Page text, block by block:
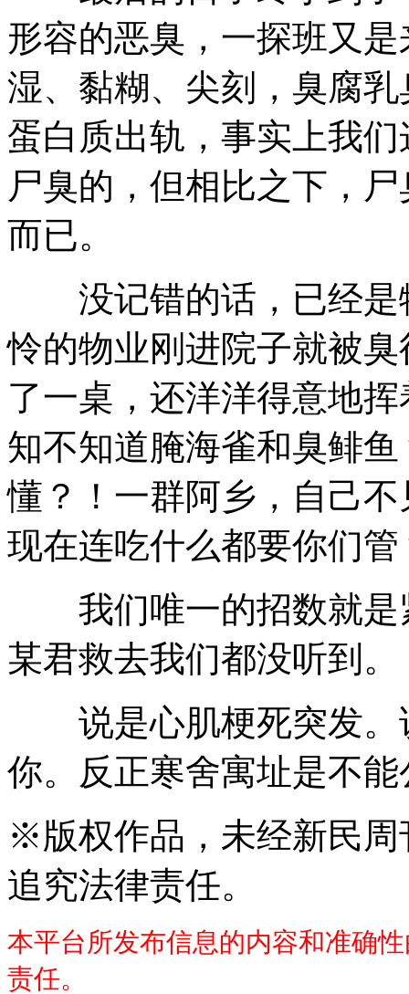
形容的恶臭，一探班又
湿、黏糊、尖刻，臭腐
蛋白质出轨，事实上我
尸臭的，但相比之下，
而已。
没记错的话，已经是
怜的物业刚进院子就被
了一桌，还洋洋得意地
知不知道腌海雀和臭鲱
懂？！一群阿乡，自己
现在连吃什么都要你们
我们唯一的招数就是
某君救去我们都没听到。
说是心肌梗死突发。
你。反正寒舍寓址是不
※版权作品，未经新民
追究法律责任。
本平台所发布信息的内容和准确
责任。